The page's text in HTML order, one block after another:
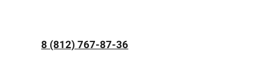
8 (812) 767-87-36